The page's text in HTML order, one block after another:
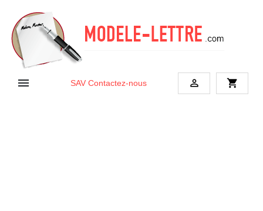
 SAV Contactez-nous  shopping_cart